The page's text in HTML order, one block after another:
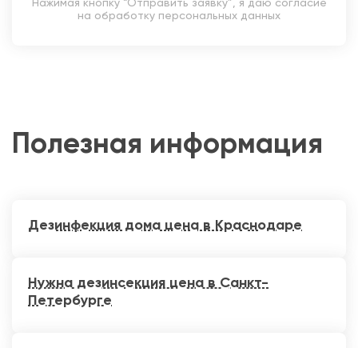
Нажимая кнопку “Отправить заявку”, я даю согласие
на обработку персональных данных
Полезная информация
Дезинфекция дома цена в Краснодаре
Нужна дезинсекция цена в Санкт-
Петербурге